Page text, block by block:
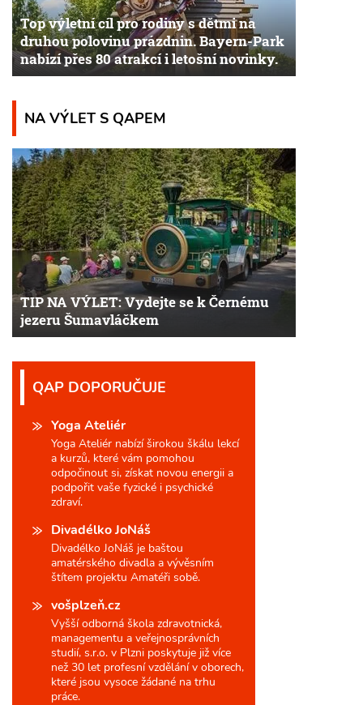
Top výletní cíl pro rodiny s dětmi na
druhou polovinu prázdnin. Bayern-Park
nabízí přes 80 atrakcí i letošní novinky.
NA VÝLET S QAPEM
TIP NA VÝLET: Vydejte se k Černému
jezeru Šumavláčkem
QAP DOPORUČUJE
Yoga Ateliér
Yoga Ateliér nabízí širokou škálu lekcí
a kurzů, které vám pomohou
odpočinout si, získat novou energii a
podpořit vaše fyzické i psychické
zdraví.
Divadélko JoNáš
Divadélko JoNáš je baštou
amatérského divadla a vývěsním
štítem projektu Amatéři sobě.
vošplzeň.cz
Vyšší odborná škola zdravotnická,
managementu a veřejnosprávních
studií, s.r.o. v Plzni poskytuje již více
než 30 let profesní vzdělání v oborech,
které jsou vysoce žádané na trhu
práce.